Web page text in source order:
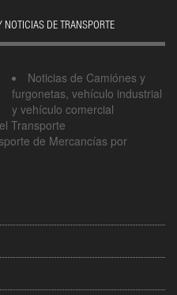
DE TRANSPORTE
Noticias de Camiónes y
furgonetas, vehículo industrial
y vehículo comercial
Transporte
de Mercancías por